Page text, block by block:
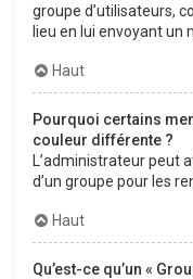
groupe d’utilisateurs,
lieu en lui envoyant un
Haut
Pourquoi certains
couleur différente ?
L’administrateur peut
d’un groupe pour les
Haut
Qu’est-ce qu’un «